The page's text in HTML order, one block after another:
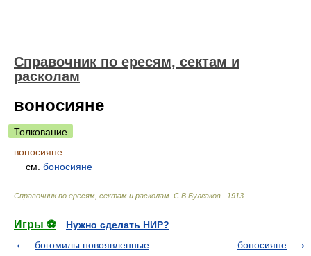
Справочник по ересям, сектам и
расколам
воносияне
Толкование
воносияне
см. боносияне
Справочник по ересям, сектам и расколам С.В.Булгаков. 1913
Игры ⚽
Нужно сделать НИР?
богомилы новоявленные
боносияне